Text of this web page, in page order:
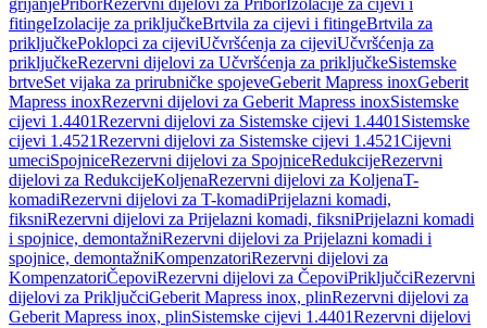
grijanjePriborRezervni dijelovi za PriborIzolacije za cijevi i
fitingeIzolacije za priključkeBrtvila za cijevi i fitingeBrtvila za
priključkePoklopci za cijeviUčvršćenja za cijeviUčvršćenja za
priključkeRezervni dijelovi za Učvršćenja za priključkeSistemske
brtveSet vijaka za prirubničke spojeveGeberit Mapress inoxGeberit
Mapress inoxRezervni dijelovi za Geberit Mapress inoxSistemske
cijevi 1.4401Rezervni dijelovi za Sistemske cijevi 1.4401 Sistemske
cijevi 1.4521Rezervni dijelovi za Sistemske cijevi 1.4521Cijevni
umeciSpojniceRezervni dijelovi za SpojniceRedukcijeRezervni
dijelovi za RedukcijeKoljenaRezervni dijelovi za KoljenaT-
komadiRezervni dijelovi za T-komadiPrijelazni komadi,
fiksniRezervni dijelovi za Prijelazni komadi, fiksniPrijelazni komadi
i spojnice, demontažniRezervni dijelovi za Prijelazni komadi i
spojnice, demontažniKompenzatoriRezervni dijelovi za
KompenzatoriČepoviRezervni dijelovi za ČepoviPriključciRezervni
dijelovi za PriključciGeberit Mapress inox, plinRezervni dijelovi za
Geberit Mapress inox, plinSistemske cijevi 1.4401Rezervni dijelovi